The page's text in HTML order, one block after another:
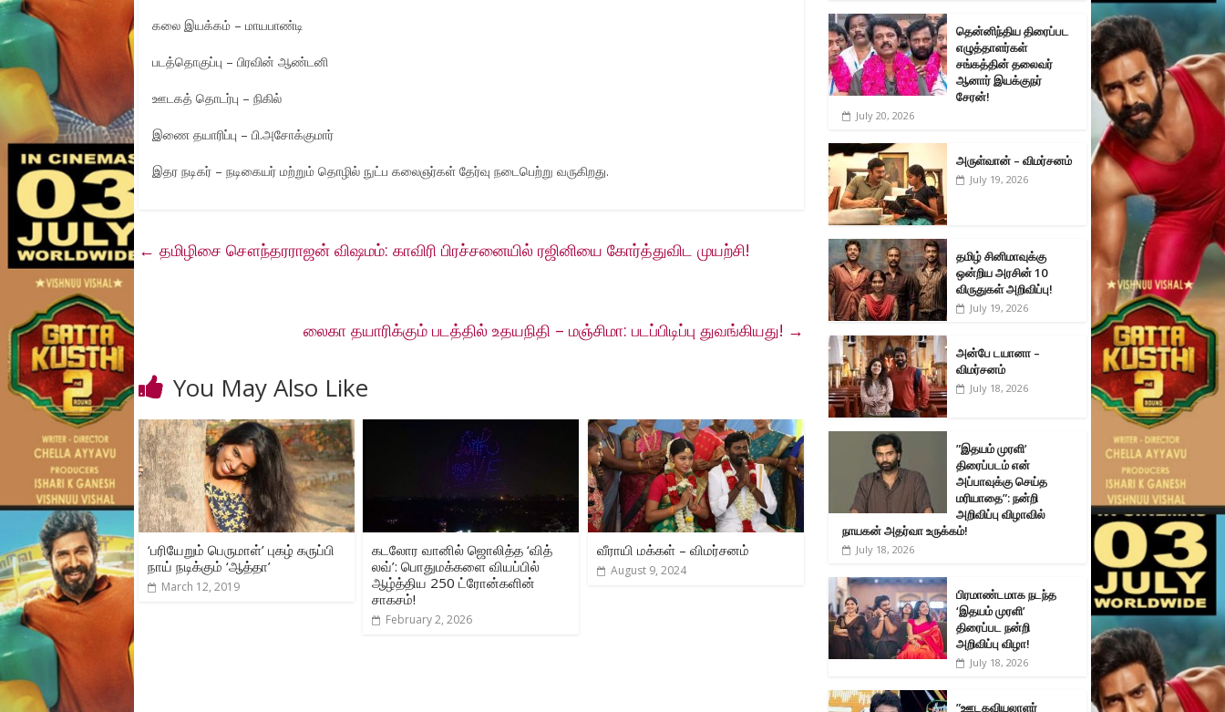
கலை இயக்கம் – மாயபாண்டி
படத்தொகுப்பு – பிரவின் ஆண்டனி
ஊடகத் தொடர்பு – நிகில்
இணை தயாரிப்பு – பி.அசோக்குமார்
இதர நடிகர் – நடிகையர் மற்றும் தொழில் நுட்ப கலைஞர்கள் தேர்வு நடைபெற்று வருகிறது.
← தமிழிசை சௌந்தரராஜன் விஷமம்: காவிரி பிரச்சனையில் ரஜினியை கோர்த்துவிட முயற்சி!
லைகா தயாரிக்கும் படத்தில் உதயநிதி – மஞ்சிமா: படப்பிடிப்பு துவங்கியது! →
You May Also Like
‘பரியேறும் பெருமாள்’ புகழ் கருப்பி
நாய் நடிக்கும் ‘ஆத்தா’
March 12, 2019
கடலோர வானில் ஜொலித்த ‘வித்
லவ்’: பொதுமக்களை வியப்பில்
ஆழ்த்திய 250 ட்ரோன்களின்
சாகசம்!
February 2, 2026
வீராயி மக்கள் – விமர்சனம்
August 9, 2024
தென்னிந்திய திரைப்பட
எழுத்தாளர்கள்
சங்கத்தின் தலைவர்
ஆனார் இயக்குநர்
சேரன்!
July 20, 2026
அருள்வான் – விமர்சனம்
July 19, 2026
தமிழ் சினிமாவுக்கு
ஒன்றிய அரசின் 10
விருதுகள் அறிவிப்பு!
July 19, 2026
அன்பே டயானா –
விமர்சனம்
July 18, 2026
”இதயம் முரளி’
திரைப்படம் என்
அப்பாவுக்கு செய்த
மரியாதை”: நன்றி
அறிவிப்பு விழாவில்
நாயகன் அதர்வா உருக்கம்!
July 18, 2026
பிரமாண்டமாக நடந்த
‘இதயம் முரளி’
திரைப்பட நன்றி
அறிவிப்பு விழா!
July 18, 2026
”ஊடகவியலாளர்